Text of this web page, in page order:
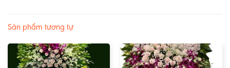
Sản phẩm tương tự